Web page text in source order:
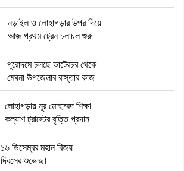
নড়াইল ও লোহাগড়ার উপর দিয়ে
আজ প্রথম ট্রেন চলাচল শুরু
পুরোদমে চলছে ভাটেরচর থেকে
মেঘনা উপজেলার রাস্তার কাজ
লোহাগড়ায় নূর মোহাম্মদ শিক্ষা
কল্যাণ ট্রাস্টের বৃত্তি প্রদান
১৬ ডিসেম্বর মহান বিজয়
দিবসের শুভেচ্ছা